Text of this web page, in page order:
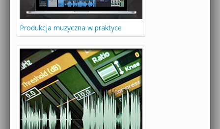
Produkcja muzyczna w praktyce